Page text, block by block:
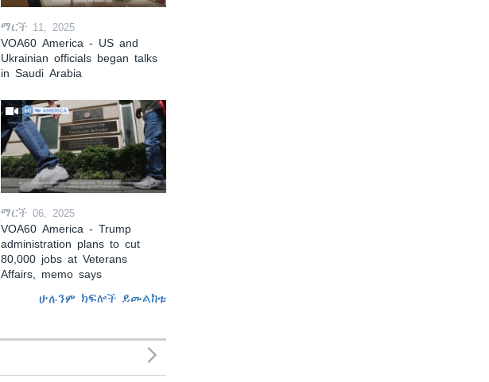
ማርች 11, 2025
VOA60 America - US and
Ukrainian officials began talks
in Saudi Arabia
ማርች 06, 2025
VOA60 America - Trump
administration plans to cut
80,000 jobs at Veterans
Affairs, memo says
ሁሉንም ክፍሎች ይመልከቱ